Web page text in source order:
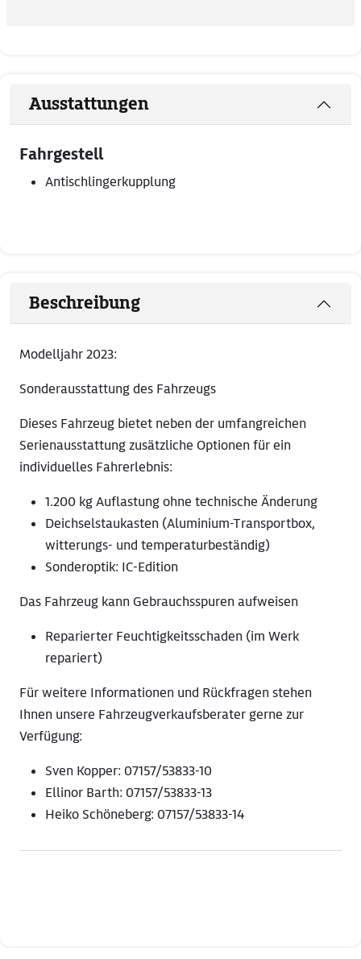
Ausstattungen
Fahrgestell
Antischlingerkupplung
Beschreibung
Modelljahr 2023:
Sonderausstattung des Fahrzeugs
Dieses Fahrzeug bietet neben der umfangreichen
Serienausstattung zusätzliche Optionen für ein
individuelles Fahrerlebnis:
1.200 kg Auflastung ohne technische Änderung
Deichselstaukasten (Aluminium-Transportbox,
witterungs- und temperaturbeständig)
Sonderoptik: IC-Edition
Das Fahrzeug kann Gebrauchsspuren aufweisen
Reparierter Feuchtigkeitsschaden (im Werk
repariert)
Für weitere Informationen und Rückfragen stehen
Ihnen unsere Fahrzeugverkaufsberater gerne zur
Verfügung:
Sven Kopper: 07157/53833-10
Ellinor Barth: 07157/53833-13
Heiko Schöneberg: 07157/53833-14